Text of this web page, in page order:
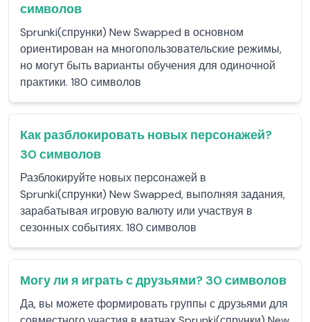
символов
Sprunki(спрунки) New Swapped в основном
ориентирован на многопользовательские режимы,
но могут быть варианты обучения для одиночной
практики. 180 символов
Как разблокировать новых персонажей?
30 символов
Разблокируйте новых персонажей в
Sprunki(спрунки) New Swapped, выполняя задания,
зарабатывая игровую валюту или участвуя в
сезонных событиях. 180 символов
Могу ли я играть с друзьями? 30 символов
Да, вы можете формировать группы с друзьями для